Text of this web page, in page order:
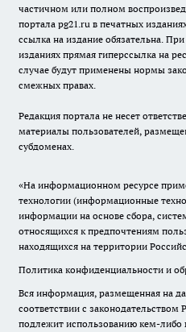
частичном или полном
портала pg21.ru в печатных
ссылка на издание обязательна.
изданиях прямая гиперссылка на
случае будут применены нормы
смежных правах.
Редакция портала не несет
материалы пользователей,
субдоменах.
«На информационном ресурсе
технологии (информационные
информации на основе сбора,
относящихся к предпочтениям
находящихся на территории
Политика конфиденциальности и
Вся информация, размещенная на
соответствии с законодательством
подлежит использованию кем-